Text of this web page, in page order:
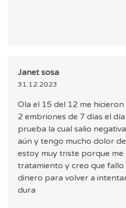
Janet sosa
31.12.2023
Ola el 15 del 12 me
2 embriones de 7 días el
prueba la cual salio
aún y tengo mucho dolor
estoy muy triste porque me
tratamiento y creo que
dinero para volver a
dura